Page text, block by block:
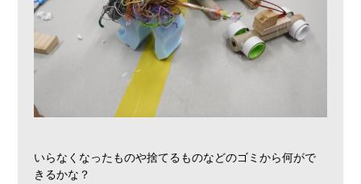
いらなくなったものや捨てるものなどのゴミから何がで
きるかな？